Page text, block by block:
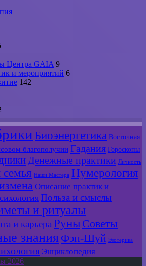
Центра GAIA 9
и мероприятий 6
142
Биоэнергетика Восточная
благополучии Гадания Гороскопы
Денежные практики Личность
Наши Мастера Нумерология
Описание практик и
Польза и смыслы
и ритуалы
и карьера Руны Советы
знания Фэн-Шуй Эзотерика
Энциклопедия
2026